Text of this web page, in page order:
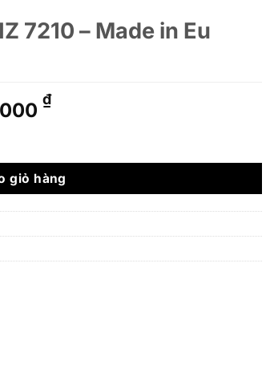
7210 – Made in Eu
₫.
₫Giá
là:
13.194.000 ₫.
lượng
giỏ hàng